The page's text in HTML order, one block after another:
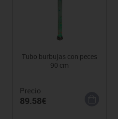
Tubo burbujas con peces
90 cm
Precio
89.58€